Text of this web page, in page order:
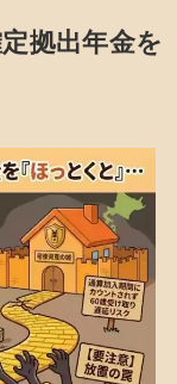
拠出年金を